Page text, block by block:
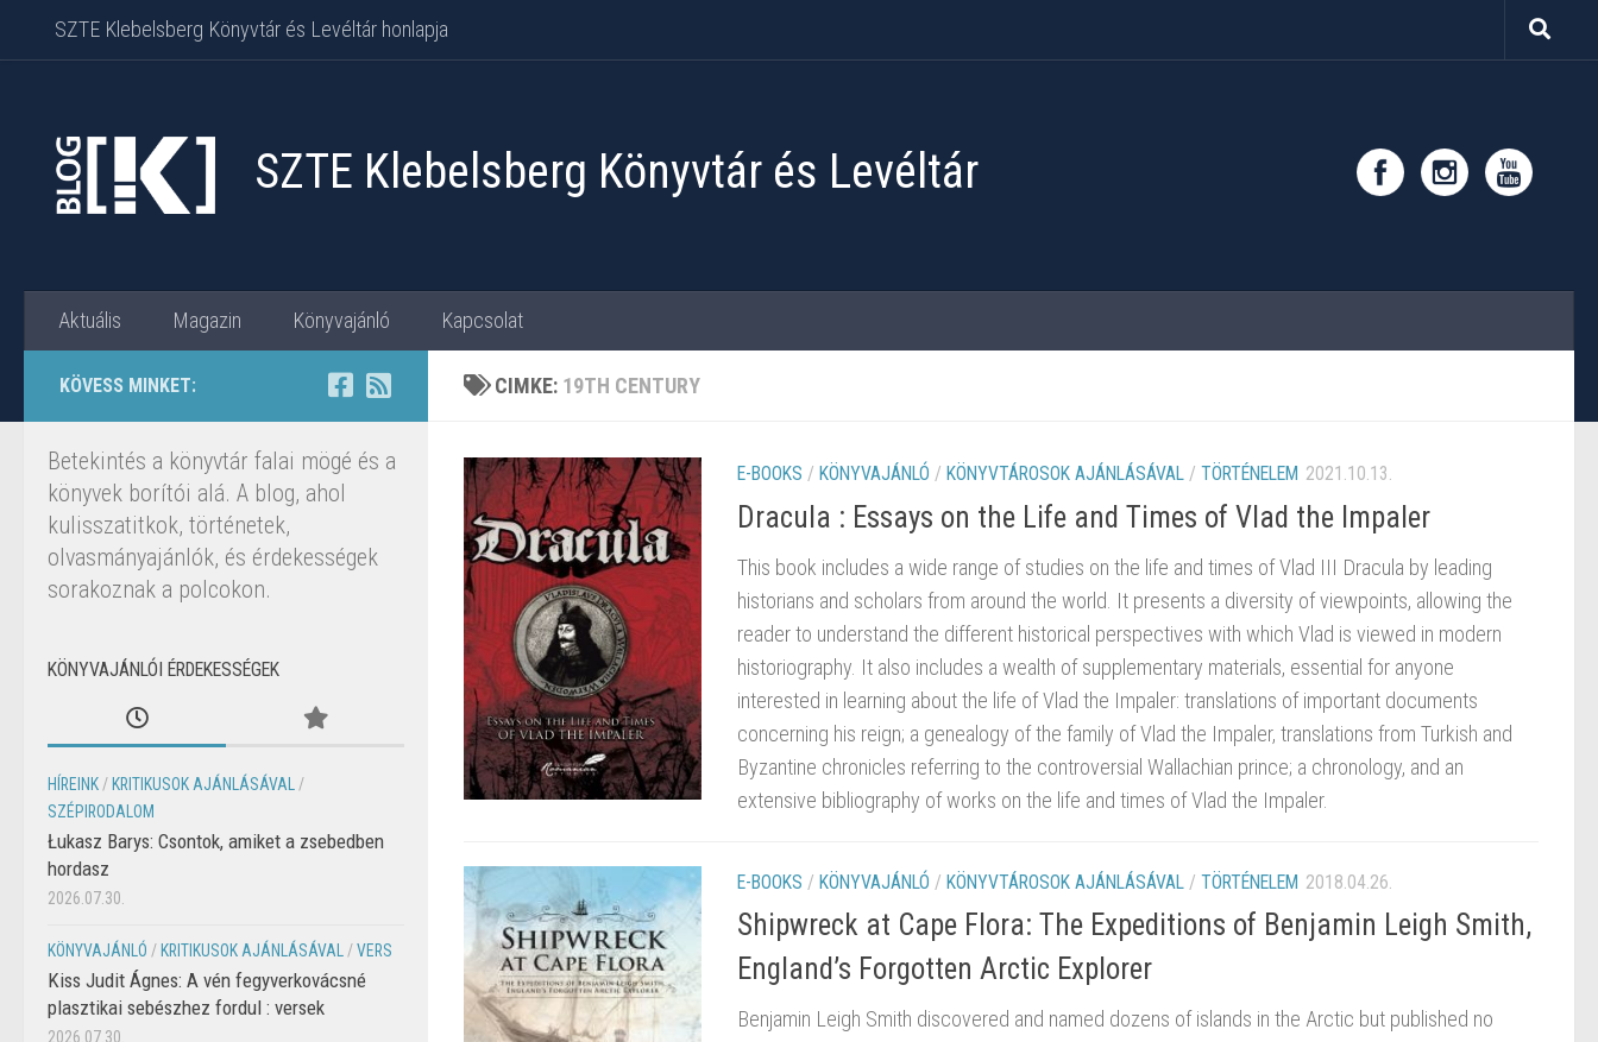
Skip to content
SZTE Klebelsberg Könyvtár és Levéltár honlapja
SZTE Klebelsberg Könyvtár és Levéltár
Aktuális Magazin Könyvajánló Kapcsolat
CIMKE: 19TH CENTURY
E-BOOKS / KÖNYVAJÁNLÓ / KÖNYVTÁROSOK AJÁNLÁSÁVAL / TÖRTÉNELEM 2021.10.13.
Dracula : Essays on the Life and Times of Vlad the Impaler
This book includes a wide range of studies on the life and times of Vlad III Dracula by leading
historians and scholars from around the world. It presents a diversity of viewpoints, allowing the
reader to understand the different historical perspectives with which Vlad is viewed in modern
historiography. It also includes a wealth of supplementary materials, essential for anyone
interested in learning about the life of Vlad the Impaler: translations of important documents
concerning his reign; a genealogy of the family of Vlad the Impaler, translations from Turkish and
Byzantine chronicles referring to the controversial Wallachian prince; a chronology, and an
extensive bibliography of works on the life and times of Vlad the Impaler.
E-BOOKS / KÖNYVAJÁNLÓ / KÖNYVTÁROSOK AJÁNLÁSÁVAL / TÖRTÉNELEM 2018.04.26.
Shipwreck at Cape Flora: The Expeditions of Benjamin Leigh Smith,
England’s Forgotten Arctic Explorer
Benjamin Leigh Smith discovered and named dozens of islands in the Arctic but published no
KÖVESS MINKET:
Betekintés a könyvtár falai mögé és a
könyvek borítói alá. A blog, ahol
kulisszatitkok, történetek,
olvasmányajánlók, és érdekességek
sorakoznak a polcokon.
KÖNYVAJÁNLÓI ÉRDEKESSÉGEK
HÍREINK / KRITIKUSOK AJÁNLÁSÁVAL
/
SZÉPIRODALOM
Łukasz Barys: Csontok, amiket a zsebedben
hordasz
2026.07.30.
KÖNYVAJÁNLÓ / KRITIKUSOK AJÁNLÁSÁVAL /VERS
Kiss Judit Ágnes: A vén fegyverkovácsné
plasztikai sebészhez fordul : versek
2026.07.30.